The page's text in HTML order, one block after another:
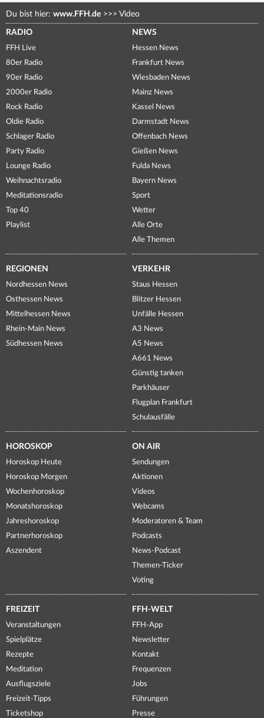
Du bist hier: www.FFH.de >>> Video
RADIO
FFH Live
80er Radio
90er Radio
2000er Radio
Rock Radio
Oldie Radio
Schlager Radio
Party Radio
Lounge Radio
Weihnachtsradio
Meditationsradio
Top 40
Playlist
NEWS
Hessen News
Frankfurt News
Wiesbaden News
Mainz News
Kassel News
Darmstadt News
Offenbach News
Gießen News
Fulda News
Bayern News
Sport
Wetter
Alle Orte
Alle Themen
REGIONEN
Nordhessen News
Osthessen News
Mittelhessen News
Rhein-Main News
Südhessen News
VERKEHR
Staus Hessen
Blitzer Hessen
Unfälle Hessen
A3 News
A5 News
A661 News
Günstig tanken
Parkhäuser
Flugplan Frankfurt
Schulausfälle
HOROSKOP
Horoskop Heute
Horoskop Morgen
Wochenhoroskop
Monatshoroskop
Jahreshoroskop
Partnerhoroskop
Aszendent
ON AIR
Sendungen
Aktionen
Videos
Webcams
Moderatoren & Team
Podcasts
News-Podcast
Themen-Ticker
Voting
FREIZEIT
Veranstaltungen
Spielplätze
Rezepte
Meditation
Ausflugsziele
Freizeit-Tipps
Ticketshop
FFH-WELT
FFH-App
Newsletter
Kontakt
Frequenzen
Jobs
Führungen
Presse